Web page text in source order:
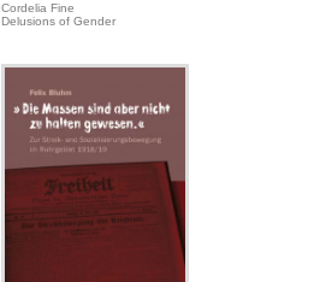
Cordelia Fine
Delusions of Gender